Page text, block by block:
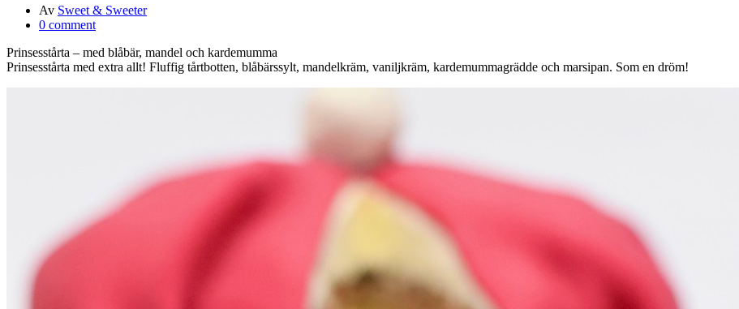
Av Sweet & Sweeter
0 comment
Prinsesstårta – med blåbär, mandel och kardemumma
Prinsesstårta med extra allt! Fluffig tårtbotten, blåbärssylt, mandelkräm, vaniljkräm, kardemummagrädde och marsipan. Som en dröm!